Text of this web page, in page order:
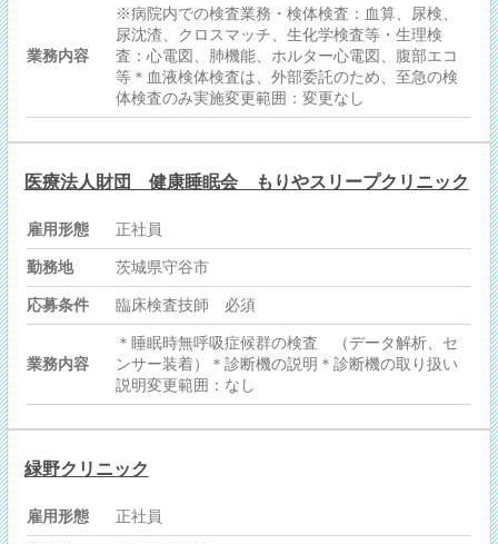
業務内容
※病院内での検査業務・検体検査：血算、尿検、
尿沈渣、クロスマッチ、生化学検査等・生理検
査：心電図、肺機能、ホルター心電図、腹部エコ
等＊血液検体検査は、外部委託のため、至急の検
体検査のみ実施変更範囲：変更なし
医療法人財団 健康睡眠会 もりやスリープクリニック
雇用形態 正社員
勤務地 茨城県守谷市
応募条件 臨床検査技師 必須
業務内容
＊睡眠時無呼吸症候群の検査 （データ解析、セ
ンサー装着）＊診断機の説明＊診断機の取り扱い
説明変更範囲：なし
緑野クリニック
雇用形態 正社員